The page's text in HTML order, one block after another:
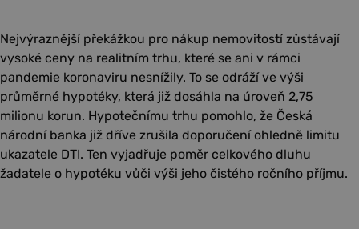
Nejvýraznější překážkou pro nákup nemovitostí zůstávají
vysoké ceny na realitním trhu, které se ani v rámci
pandemie koronaviru nesnížily. To se odráží ve výši
průměrné hypotéky, která již dosáhla na úroveň 2,75
milionu korun. Hypotečnímu trhu pomohlo, že Česká
národní banka již dříve zrušila doporučení ohledně limitu
ukazatele DTI. Ten vyjadřuje poměr celkového dluhu
žadatele o hypotéku vůči výši jeho čistého ročního příjmu.